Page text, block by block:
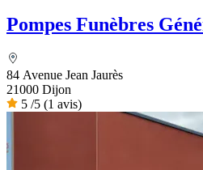
Pompes Funèbres
84 Avenue Jean Jaurès
21000 Dijon
5 /5 (1 avis)